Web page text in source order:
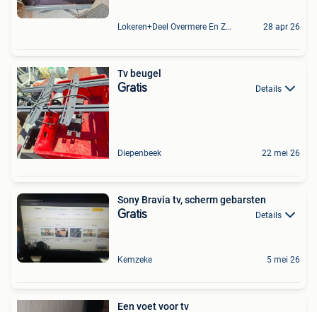
Lokeren+Deel Overmere En Zele 28 apr 26
Tv beugel
Gratis Details
Diepenbeek 22 mei 26
Sony Bravia tv, scherm gebarsten
Gratis Details
Kemzeke 5 mei 26
Een voet voor tv